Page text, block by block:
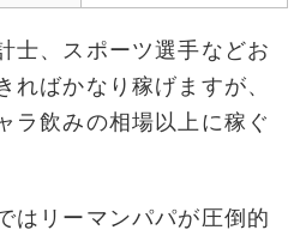
士、スポーツ選手などお
ればかなり稼げますが、
ラ飲みの相場以上に稼ぐ
はリーマンパパが圧倒的